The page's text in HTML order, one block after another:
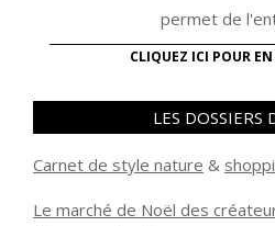
permet de
CLIQUEZ ICI POUR
LES DOSSIERS
Carnet de style nature &
Le marché de Noël des